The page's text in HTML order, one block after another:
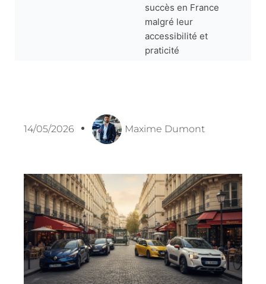
succès en France
malgré leur
accessibilité et
praticité
14/05/2026 Maxime Dumont